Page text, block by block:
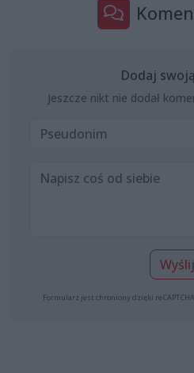
Dodaj
Jeszcze nikt nie dodał
Wyślij
Formularz jest chroniony dzięki reCAPTCHA